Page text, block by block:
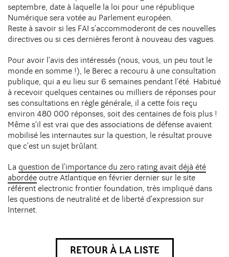
septembre, date à laquelle la loi pour une république
Numérique sera votée au Parlement européen.
Reste à savoir si les FAI s’accommoderont de ces nouvelles
directives ou si ces dernières feront à nouveau des vagues.
Pour avoir l’avis des intéressés (nous, vous, un peu tout le
monde en somme !), le Berec a recouru à une consultation
publique, qui a eu lieu sur 6 semaines pendant l’été. Habitué
à recevoir quelques centaines ou milliers de réponses pour
ses consultations en règle générale, il a cette fois reçu
environ 480 000 réponses, soit des centaines de fois plus !
Même s’il est vrai que des associations de défense avaient
mobilisé les internautes sur la question, le résultat prouve
que c’est un sujet brûlant.
La question de l’importance du zero rating avait déjà été
abordée outre Atlantique en février dernier sur le site
référent electronic frontier foundation, très impliqué dans
les questions de neutralité et de liberté d’expression sur
Internet.
RETOUR À LA LISTE